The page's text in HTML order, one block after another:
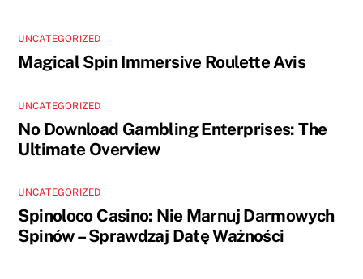
UNCATEGORIZED
Magical Spin Immersive Roulette Avis
UNCATEGORIZED
No Download Gambling Enterprises: The
Ultimate Overview
UNCATEGORIZED
Spinoloco Casino: Nie Marnuj Darmowych
Spinów – Sprawdzaj Datę Ważności